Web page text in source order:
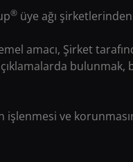
® üye ağı
amacı, Şirket
ve